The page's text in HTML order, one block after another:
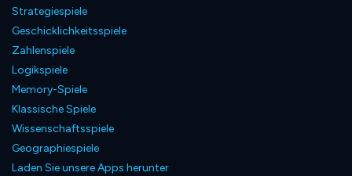
Strategiespiele
Geschicklichkeitsspiele
Zahlenspiele
Logikspiele
Memory-Spiele
Klassische Spiele
Wissenschaftsspiele
Geographiespiele
Laden Sie unsere Apps herunter